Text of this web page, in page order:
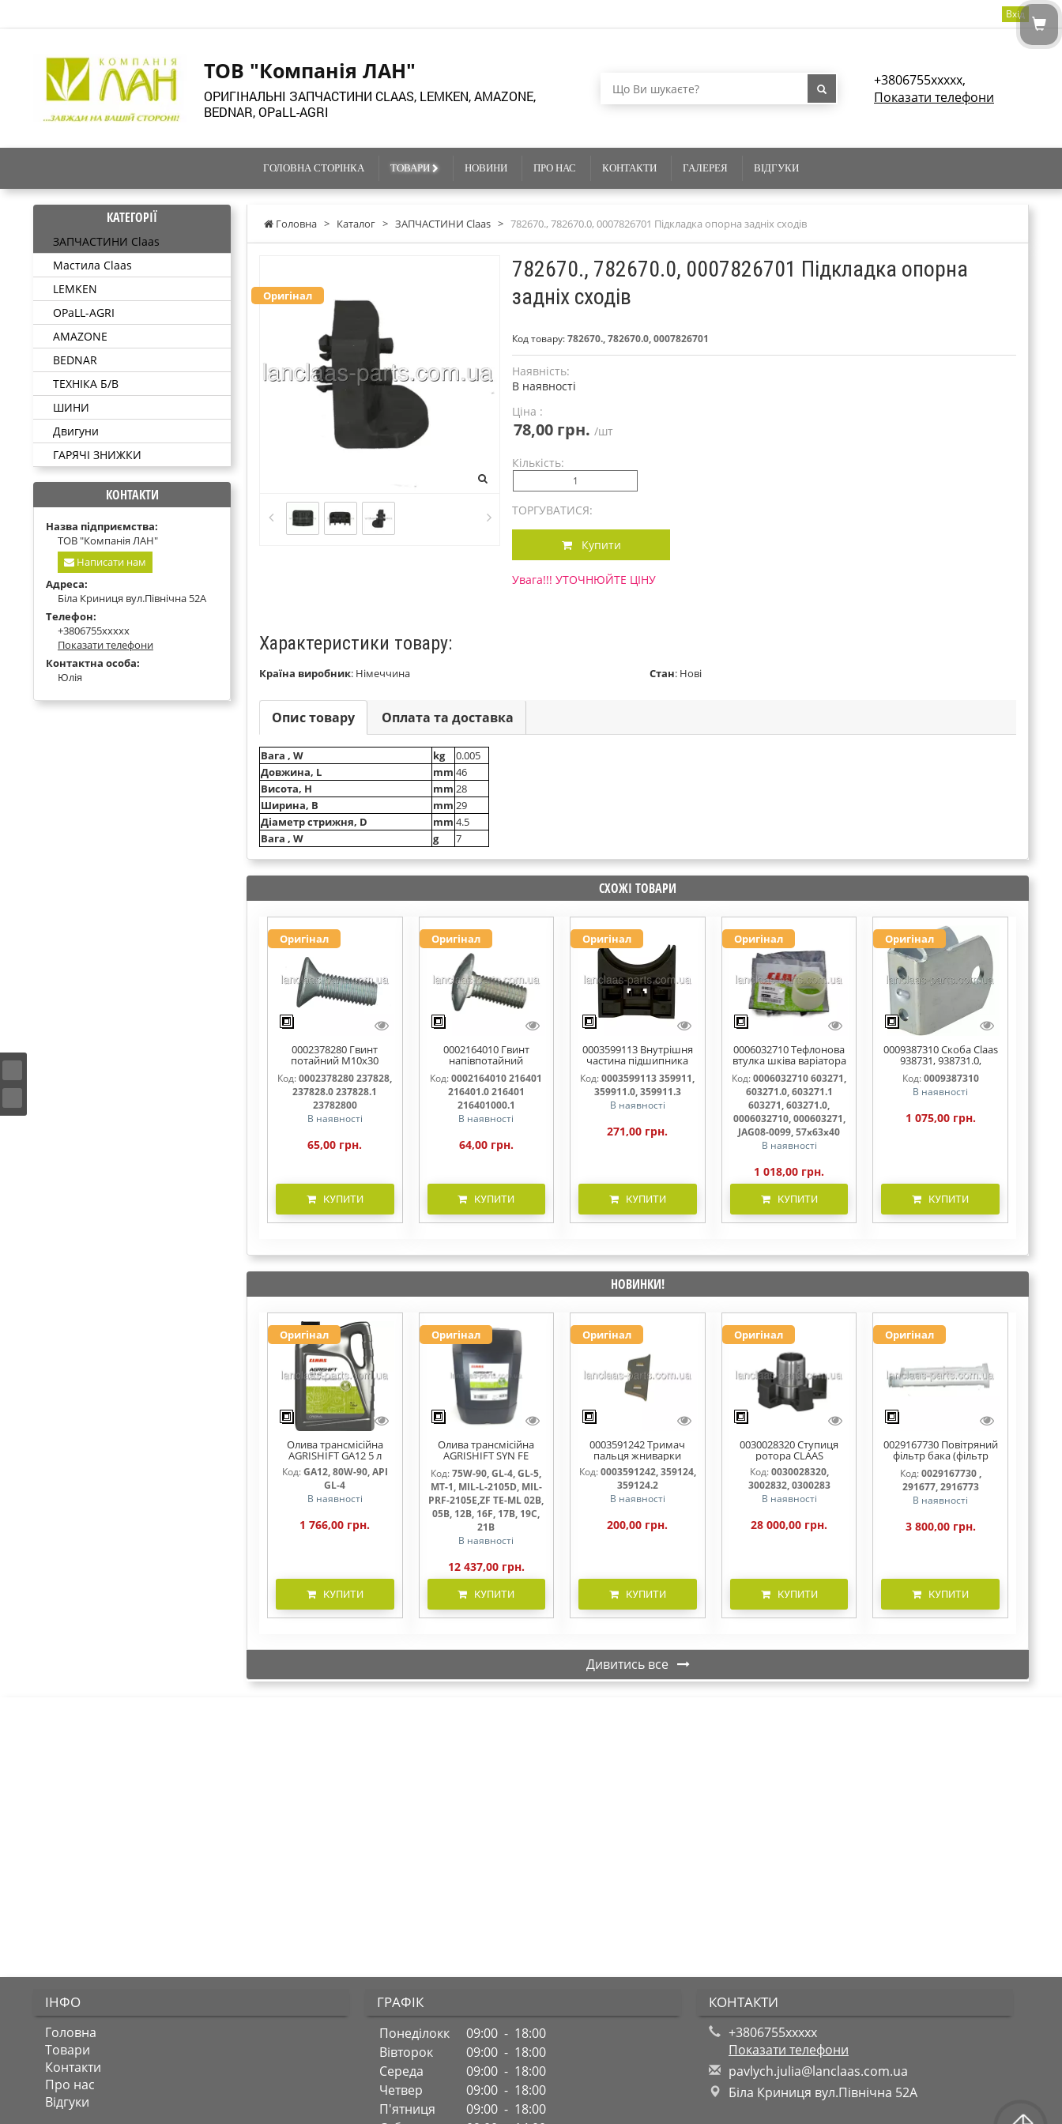
Вхід
ТОВ "Компанія ЛАН"
ОРИГІНАЛЬНІ ЗАПЧАСТИНИ CLAAS, LEMKEN, AMAZONE,
BEDNAR, OPaLL-AGRI
+3806755xxxxx,
Показати телефони
ГОЛОВНА СТОРІНКА ТОВАРИ НОВИНИ ПРО НАС КОНТАКТИ ГАЛЕРЕЯ ВІДГУКИ
Головна > Каталог > ЗАПЧАСТИНИ Claas > 782670., 782670.0, 0007826701 Підкладка опорна задніх сходів
782670., 782670.0, 0007826701 Підкладка опорна
задніх сходів
Код товару:782670., 782670.0, 0007826701
Оригінал
Наявність:
В наявності
Ціна :
78,00 грн. /шт
Кількість:
ТОРГУВАТИСЯ:
Купити
Увага!!! УТОЧНЮЙТЕ ЦІНУ
Характеристики товару:
Країна виробник: Німеччина Стан: Нові
Опис товару Оплата та доставка
Вага , W kg
0.005
Довжина, L
mm 46
Висота, H
mm 28
Ширина, B
mm 29
Діаметр стрижня, D
mm 4.5
Вага , W
g 7
СХОЖІ ТОВАРИ
Оригінал
0002378280 Гвинт
потайний M10x30
237828, 237828.0
Код:0002378280 237828,
237828.0 237828.1
23782800
В наявності
65,00 грн.
КУПИТИ
Оригінал
0002164010 Гвинт
напівпотайний
М10х25х20 216401
216401.0 216401.1
216401000
Код:0002164010 216401
216401.0 216401
216401000.1
В наявності
64,00 грн.
КУПИТИ
Оригінал
0003599113 Внутрішня
частина підшипника
жатки 359911, 359911.0,
359911.3
Код: 0003599113 359911,
359911.0, 359911.3
В наявності
271,00 грн.
КУПИТИ
Оригінал
0006032710 Тефлонова
втулка шківа варіатора
57х63х40.5 , 603271,
603271.0, 603271.1
Код:0006032710 603271,
603271.0, 603271.1
603271, 603271.0,
0006032710, 000603271,
JAG08-0099, 57х63х40
В наявності
1 018,00 грн.
КУПИТИ
Оригінал
0009387310 Скоба Claas
938731, 938731.0,
938731.1
Код:0009387310
В наявності
1 075,00 грн.
КУПИТИ
НОВИНКИ!
Оригінал
Олива трансмісійна
AGRISHIFT GA12 5 л
Код:GA12, 80W-90, API
GL-4
В наявності
1 766,00 грн.
КУПИТИ
Оригінал
Олива трансмісійна
AGRISHIFT SYN FE
75W90 20л
Код:75W-90, GL-4, GL-5,
MT-1, MIL-L-2105D, MIL-
PRF-2105E,ZF TE-ML 02B,
05B, 12B, 16F, 17B, 19C,
21B
В наявності
12 437,00 грн.
КУПИТИ
Оригінал
0003591242 Тримач
пальця жниварки
Код:0003591242, 359124,
359124.2
В наявності
200,00 грн.
КУПИТИ
Оригінал
0030028320 Ступиця
ротора CLAAS
Код: 0030028320,
3002832, 0300283
В наявності
28 000,00 грн.
КУПИТИ
Оригінал
0029167730 Повітряний
фільтр бака (фільтр
AdBlue)
Код:0029167730 ,
291677, 2916773
В наявності
3 800,00 грн.
КУПИТИ
Дивитись все
КАТЕГОРІЇ
ЗАПЧАСТИНИ Claas
Мастила Claas
LEMKEN
OPaLL-AGRI
AMAZONE
BEDNAR
ТЕХНІКА Б/В
ШИНИ
Двигуни
ГАРЯЧІ ЗНИЖКИ
КОНТАКТИ
Назва підприємства:
ТОВ "Компанія ЛАН"
Написати нам
Адреса:
Біла Криниця вул.Північна 52А
Телефон:
+3806755xxxxx
Показати телефони
Контактна особа:
Юлія
ІНФО
Головна
Товари
Контакти
Про нас
Відгуки
ГРАФІК
Понеділокк
09:00 - 18:00
Вівторок
09:00 - 18:00
Середа
09:00 - 18:00
Четвер
09:00 - 18:00
П'ятниця
09:00 - 18:00
КОНТАКТИ
+3806755xxxxx
Показати телефони
pavlych.julia@lanclaas.com.ua
Біла Криниця вул.Північна 52А